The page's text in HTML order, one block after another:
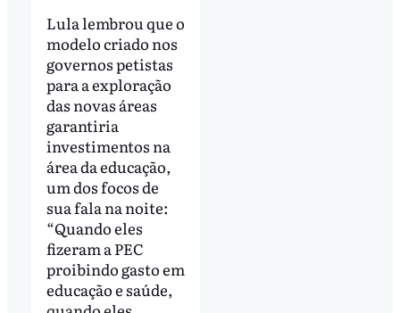
Lula lembrou que o
modelo criado nos
governos petistas
para a exploração
das novas áreas
garantiria
investimentos na
área da educação,
um dos focos de
sua fala na noite:
“Quando eles
fizeram a PEC
proibindo gasto em
educação e saúde,